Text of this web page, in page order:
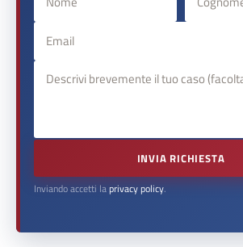
INVIA RICHIESTA
Inviando accetti laprivacy policy.